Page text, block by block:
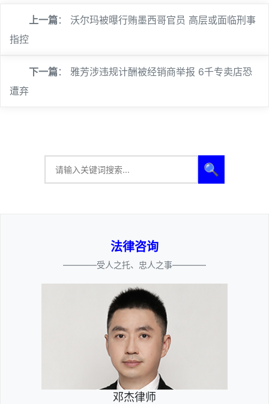
上一篇： 沃尔玛被曝行贿墨西哥官员 高层或面临刑事
指控
下一篇： 雅芳涉违规计酬被经销商举报 6千专卖店恐
遭弃
🔍
法律咨询
————受人之托、忠人之事————
邓杰律师